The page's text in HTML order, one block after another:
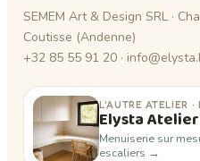
SEMEM Art & Design SRL ·
Coutisse (Andenne)
+32 85 55 91 20 ·
L'AUTRE ATELIER ·
Elysta Atelier
Menuiserie sur
escaliers →